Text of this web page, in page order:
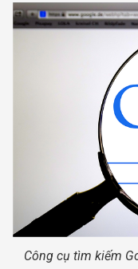
Công cụ tìm kiếm